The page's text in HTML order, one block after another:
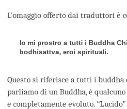
L’omaggio offerto dai traduttori è
Io mi prostro a tutti i Buddha
bodhisattva, eroi spirituali.
Questo si riferisce a tutti i buddha
parliamo di un Buddha, è
e completamente evoluto.